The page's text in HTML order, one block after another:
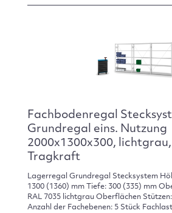
Fachbodenregal
Grundregal eins. Nutzung
2000x1300x300, lichtgrau,
Tragkraft
Lagerregal Grundregal Stecksystem
1300 (1360) mm Tiefe: 300 (335) mm
RAL 7035 lichtgrau Oberflächen
Anzahl der Fachebenen: 5 Stück